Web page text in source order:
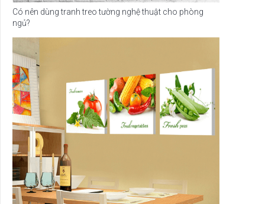
Có nên dùng tranh treo tường nghệ thuật cho phòng
ngủ?